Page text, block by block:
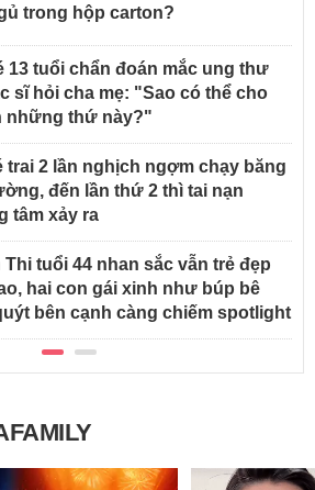
trong hộp carton?
13 tuổi chẩn đoán mắc ung thư
sĩ hỏi cha mẹ: "Sao có thể cho
những thứ này?"
trai 2 lần nghịch ngợm chạy băng
đến lần thứ 2 thì tai nạn
tâm xảy ra
Thi tuổi 44 nhan sắc vẫn trẻ đẹp
hai con gái xinh như búp bê
bên cạnh càng chiếm spotlight